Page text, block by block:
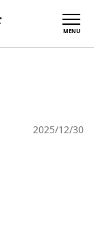
MENU
2025/12/30